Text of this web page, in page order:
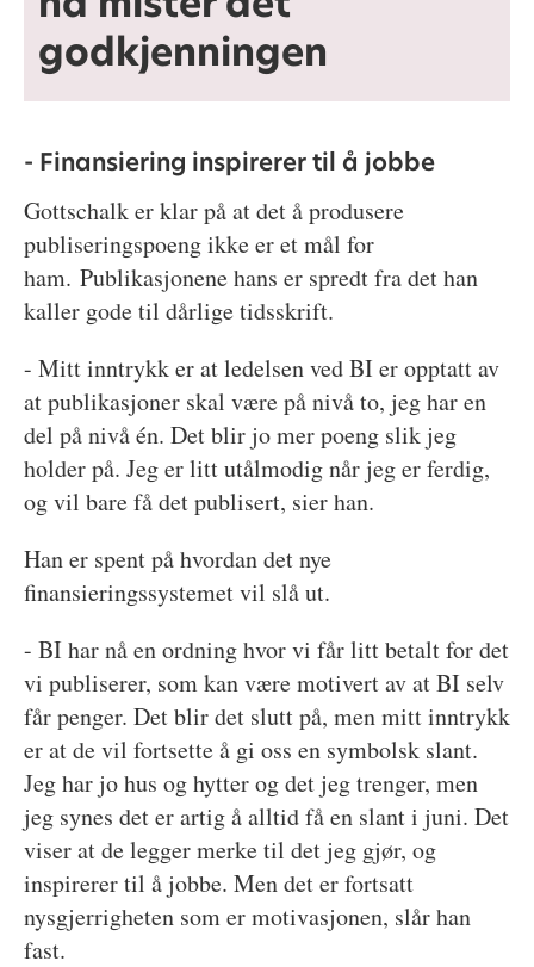
godkjenningen
- Finansiering inspirerer til å jobbe
Gottschalk er klar på at det å produsere
publiseringspoeng ikke er et mål for
ham. Publikasjonene hans er spredt fra det han
kaller gode til dårlige tidsskrift.
- Mitt inntrykk er at ledelsen ved BI er opptatt av
at publikasjoner skal være på nivå to, jeg har en
del på nivå én. Det blir jo mer poeng slik jeg
holder på. Jeg er litt utålmodig når jeg er ferdig,
og vil bare få det publisert, sier han.
Han er spent på hvordan det nye
finansieringssystemet vil slå ut.
- BI har nå en ordning hvor vi får litt betalt for det
vi publiserer, som kan være motivert av at BI selv
får penger. Det blir det slutt på, men mitt inntrykk
er at de vil fortsette å gi oss en symbolsk slant.
Jeg har jo hus og hytter og det jeg trenger, men
jeg synes det er artig å alltid få en slant i juni. Det
viser at de legger merke til det jeg gjør, og
inspirerer til å jobbe. Men det er fortsatt
nysgjerrigheten som er motivasjonen, slår han
fast.